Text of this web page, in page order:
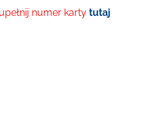
numer karty tutaj